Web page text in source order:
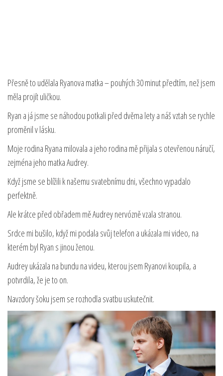
Přesně to udělala Ryanova matka – pouhých 30 minut předtím, než jsem
měla projít uličkou.
Ryan a já jsme se náhodou potkali před dvěma lety a náš vztah se rychle
proměnil v lásku.
Moje rodina Ryana milovala a jeho rodina mě přijala s otevřenou náručí,
zejména jeho matka Audrey.
Když jsme se blížili k našemu svatebnímu dni, všechno vypadalo
perfektně.
Ale krátce před obřadem mě Audrey nervózně vzala stranou.
Srdce mi bušilo, když mi podala svůj telefon a ukázala mi video, na
kterém byl Ryan s jinou ženou.
Audrey ukázala na bundu na videu, kterou jsem Ryanovi koupila, a
potvrdila, že je to on.
Navzdory šoku jsem se rozhodla svatbu uskutečnit.